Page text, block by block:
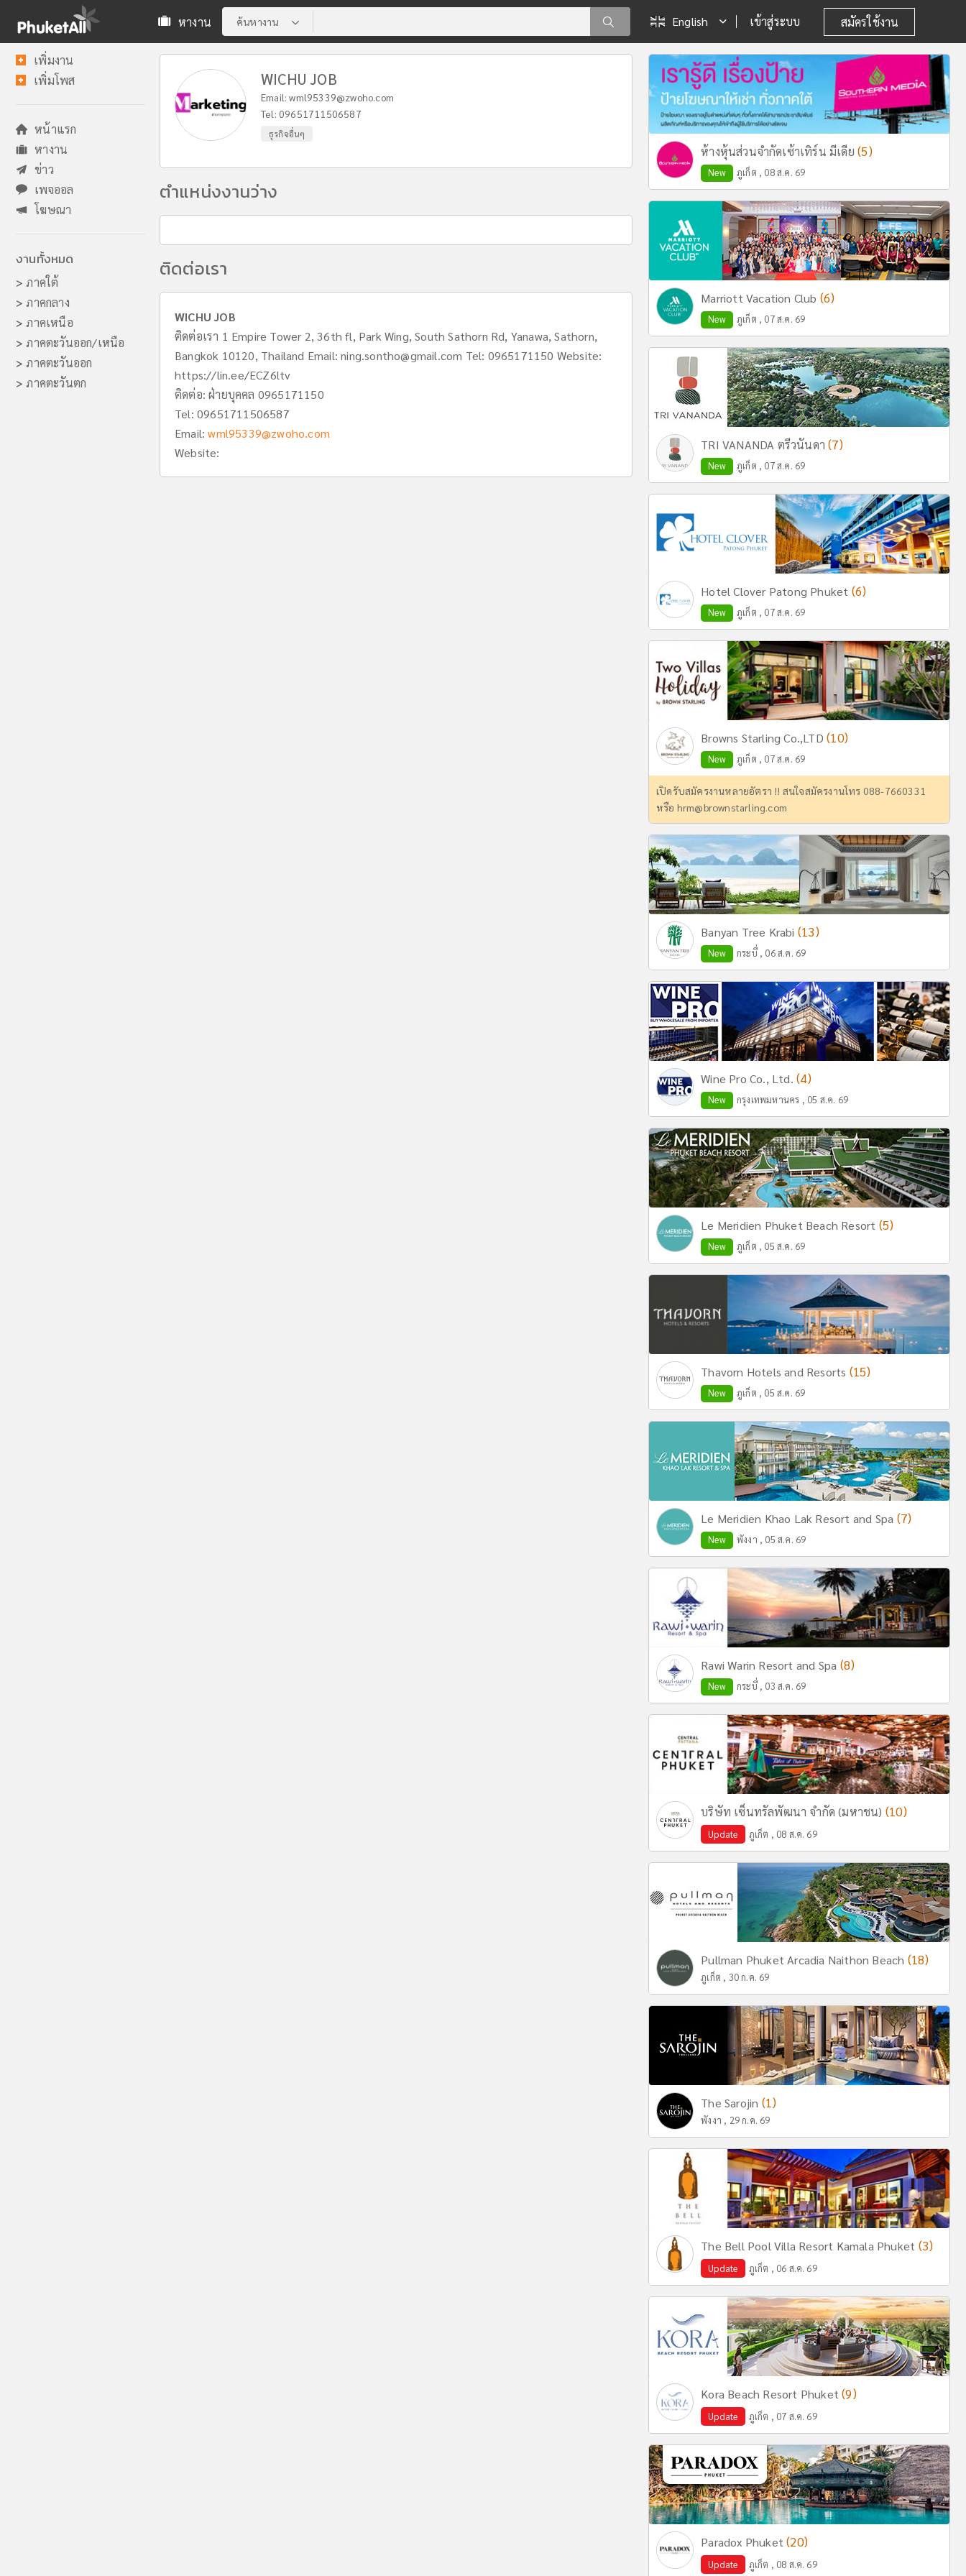
หางาน ค้นหางาน English เข้าสู่ระบบ สมัครใช้งาน
เพิ่มงาน
เพิ่มโพส
หน้าแรก
หางาน
ข่าว
เพจออล
โฆษณา
งานทั้งหมด
> ภาคใต้
> ภาคกลาง
> ภาคเหนือ
> ภาคตะวันออก/เหนือ
> ภาคตะวันออก
> ภาคตะวันตก
WICHU JOB
Email:wml95339@zwoho.com
Tel: 09651711506587
ธุรกิจอื่นๆ
ตำแหน่งงานว่าง
ติดต่อเรา
WICHU JOB
ติดต่อเรา 1 Empire Tower 2, 36th fl, Park Wing, South Sathorn Rd, Yanawa, Sathorn,
Bangkok 10120, Thailand Email:ning.sontho@gmail.com Tel: 0965171150 Website:
https://lin.ee/ECZ6ltv
ติดต่อ: ฝ่ายบุคคล 0965171150
Tel: 09651711506587
Email:wml95339@zwoho.com
Website:
ห้างหุ้นส่วนจำกัดเซ้าเทิร์น มีเดีย(5)
New ภูเก็ต , 08 ส.ค. 69
Marriott Vacation Club (6)
New ภูเก็ต , 07 ส.ค. 69
TRI VANANDA ตรีวนันดา(7)
New ภูเก็ต , 07 ส.ค. 69
Hotel Clover Patong Phuket (6)
New ภูเก็ต , 07 ส.ค. 69
Browns Starling Co.,LTD(10)
New ภูเก็ต , 07 ส.ค. 69
เปิดรับสมัครงานหลายอัตรา !! สนใจสมัครงานโทร 088-7660331
หรือ hrm@brownstarling.com
Banyan Tree Krabi (13)
New กระบี่ , 06 ส.ค. 69
Wine Pro Co., Ltd.(4)
New กรุงเทพมหานคร , 05 ส.ค. 69
Le Meridien Phuket Beach Resort (5)
New ภูเก็ต , 05 ส.ค. 69
Thavorn Hotels and Resorts (15)
New ภูเก็ต , 05 ส.ค. 69
Le Meridien Khao Lak Resort and Spa (7)
New พังงา , 05 ส.ค. 69
Rawi Warin Resort and Spa (8)
New กระบี่ , 03 ส.ค. 69
บริษัท เซ็นทรัลพัฒนา จำกัด (มหาชน) (10)
Update ภูเก็ต , 08 ส.ค. 69
Pullman Phuket Arcadia Naithon Beach (18)
ภูเก็ต , 30 ก.ค. 69
The Sarojin (1)
พังงา , 29 ก.ค. 69
The Bell Pool Villa Resort Kamala Phuket (3)
Update ภูเก็ต , 06 ส.ค. 69
Kora Beach Resort Phuket(9)
Update ภูเก็ต , 07 ส.ค. 69
Paradox Phuket(20)
Update ภูเก็ต , 08 ส.ค. 69